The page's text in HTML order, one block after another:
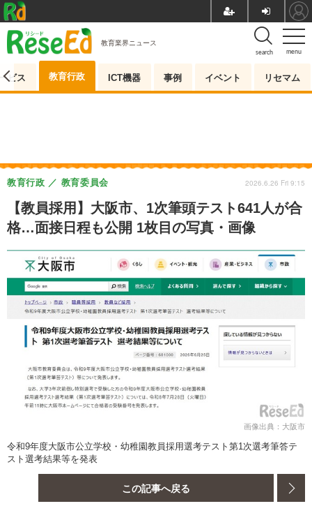
menu
search
教育業界ニュース
ビス 教育行政 ICT機器 事例 イベント リセマム
【教員採用】大阪市、1次筆頭テスト641人が合
格…面接日程も公開 1枚目の写真・画像
教育行政 教育委員会 2026.6.26 Fri 9:15
画像出典：大阪市
令和9年度大阪市公立学校・幼稚園教員採用選考テスト第1次選考筆答テ
スト選考結果等を発表
この記事へ戻る